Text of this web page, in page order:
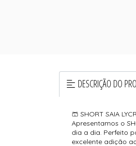
DESCRIÇÃO DO
🩳 SHORT SAIA
Apresentamos o
dia a dia. Perfeito
excelente adição